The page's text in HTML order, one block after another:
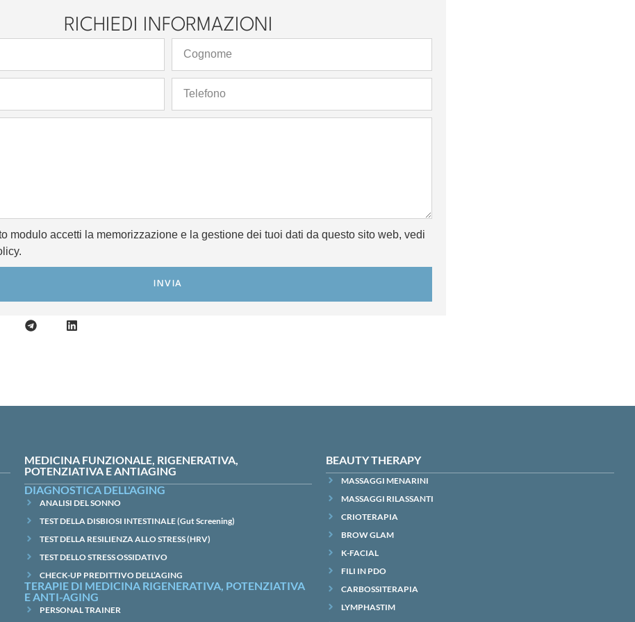
RICHIEDI INFORMAZIONI
modulo accetti la memorizzazione e la gestione dei tuoi dati da questo sito web, vedi
INVIA
MEDICINA FUNZIONALE, RIGENERATIVA,
POTENZIATIVA E ANTIAGING
DIAGNOSTICA DELL'AGING
ANALISI DEL SONNO
TEST DELLA DISBIOSI INTESTINALE (Gut Screening)
TEST DELLA RESILIENZA ALLO STRESS (HRV)
TEST DELLO STRESS OSSIDATIVO
CHECK-UP PREDITTIVO DELL’AGING
TERAPIE DI MEDICINA RIGENERATIVA, POTENZIATIVA
E ANTI-AGING
PERSONAL TRAINER
BEAUTY THERAPY
MASSAGGI MENARINI
MASSAGGI RILASSANTI
CRIOTERAPIA
BROW GLAM
K-FACIAL
FILI IN PDO
CARBOSSITERAPIA
LYMPHASTIM